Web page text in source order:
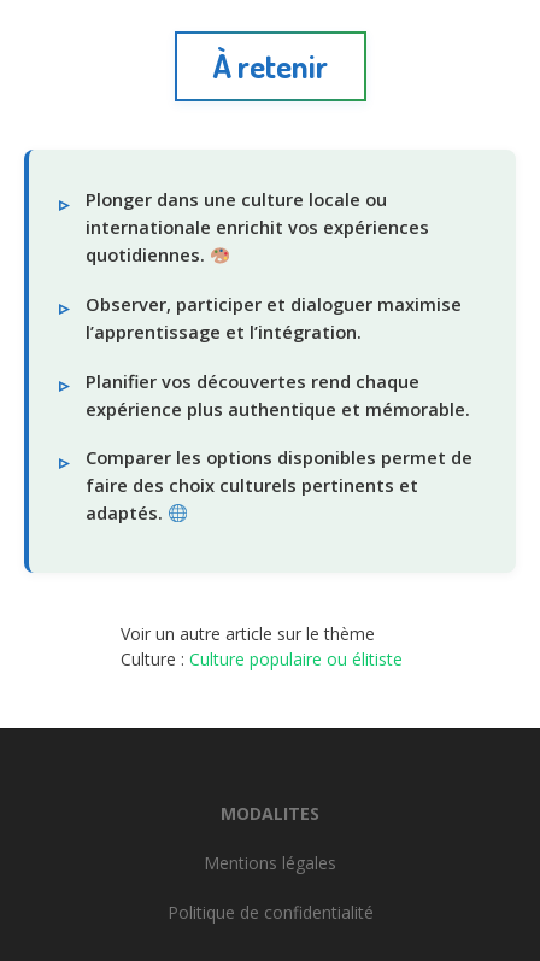
À retenir
Plonger dans une culture locale ou
internationale enrichit vos expériences
quotidiennes.
Observer, participer et dialoguer maximise
l’apprentissage et l’intégration.
Planifier vos découvertes rend chaque
expérience plus authentique et mémorable.
Comparer les options disponibles permet de
faire des choix culturels pertinents et
adaptés.
Voir un autre article sur le thème
Culture : Culture populaire ou élitiste
MODALITES
Mentions légales
Politique de confidentialité